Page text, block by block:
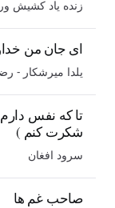
زنده یاد کشیش
ای جان من
یلدا میرشکار -
تا که نفس
شکرت کنم )
سرود افغان
صاحب غم ها